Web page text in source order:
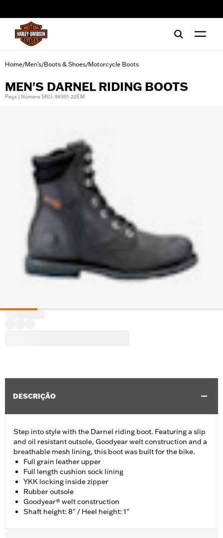
Home/Men's/Boots & Shoes/Motorcycle Boots
MEN'S DARNEL RIDING BOOTS
Peça | Número SKU: 99351-22EM
DESCRIÇÃO
Step into style with the Darnel riding boot. Featuring a slip
and oil resistant outsole, Goodyear welt construction and a
breathable mesh lining, this boot was built for the bike.
Full grain leather upper
Full length cushion sock lining
YKK locking inside zipper
Rubber outsole
Goodyear® welt construction
Shaft height: 8" / Heel height: 1"